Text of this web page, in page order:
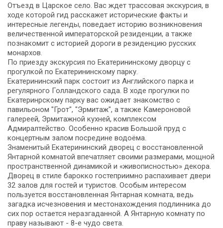
Отъезд в Царское село. Вас ждет трассовая экскурсия, в
ходе которой гид расскажет исторические факты и
интересные легенды, поведает историю возникновения
величественной императорской резиденции, а также
познакомит с историей дороги в резиденцию русских
монархов.
По приезду экскурсия по Екатерининскому дворцу с
прогулкой по Екатерининскому парку.
Екатерининский парк состоит из Английского парка и
регулярного Голландского сада. В ходе прогулки по
Екатеринрскому парку вас ожидает знакомство с
павильоном "Грот", "Эрмитаж", а также Камероновой
галереей, Эрмитажной кухней, комплексом
Адмиралтейство. Особенно красив Большой пруд с
концертным залом посредине водоёма.
Знаменитый Екатерининский дворец с восстановленной
Янтарной комнатой впечатляет своими размерами, мощной
пространственной динамикой и «живописностью» декора.
Дворец в стиле барокко гостеприимно распахивает двери
32 залов для гостей и туристов. Особым интересом
пользуется восстановленная Янтарная комната, ведь
загадка исчезновения и местонахождения подлинника до
сих пор остается неразгаданной. А Янтарную комнату по
праву называют - 8-е чудо света.